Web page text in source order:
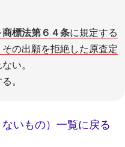
商標法第６４条に規定する
の出願を拒絶した原査定
い。
る。
いもの）一覧に戻る